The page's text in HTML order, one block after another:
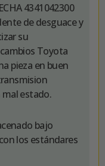
4341042300
de desguace y
su
Toyota
pieza en buen
mal estado.
bajo
los estándares